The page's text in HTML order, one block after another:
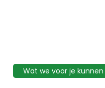
Wat we voor je